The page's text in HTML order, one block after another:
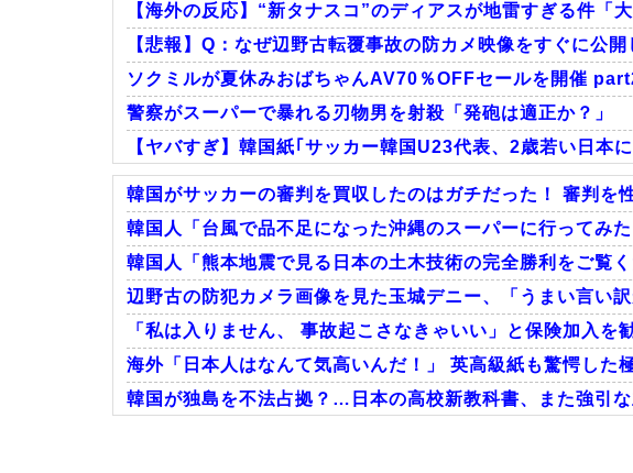
Powered
【海外の反応】“新タナスコ”のディアスが地雷すぎる件「
【悲報】Q：なぜ辺野古転覆事故の防カメ映像をすぐに公
ソクミルが夏休みおばちゃんAV70％OFFセールを開催
警察がスーパーで暴れる刃物男を射殺「発砲は適正か？」
【ヤバすぎ】韓国紙｢サッカー韓国U23代表、2歳若い日本
Powered by livedoor 相互RSS
韓国がサッカーの審判を買収したのはガチだった！ 審判を
韓国人「台風で品不足になった沖縄のスーパーに行ってみ
韓国人「熊本地震で見る日本の土木技術の完全勝利をご覧
辺野古の防犯カメラ画像を見た玉城デニー、「うまい言い
「私は入りません、 事故起こさなきゃいい」と保険加入を
海外「日本人はなんて気高いんだ！」 英高級紙も驚愕した
韓国が独島を不法占拠？…日本の高校新教科書、また強引